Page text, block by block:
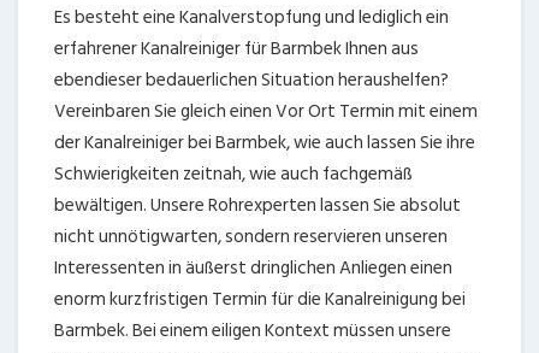
Es besteht eine Kanalverstopfung und lediglich ein
erfahrener Kanalreiniger für Barmbek Ihnen aus
ebendieser bedauerlichen Situation heraushelfen?
Vereinbaren Sie gleich einen Vor Ort Termin mit einem
der Kanalreiniger bei Barmbek, wie auch lassen Sie ihre
Schwierigkeiten zeitnah, wie auch fachgemäß
bewältigen. Unsere Rohrexperten lassen Sie absolut
nicht unnötigwarten, sondern reservieren unseren
Interessenten in äußerst dringlichen Anliegen einen
enorm kurzfristigen Termin für die Kanalreinigung bei
Barmbek. Bei einem eiligen Kontext müssen unsere